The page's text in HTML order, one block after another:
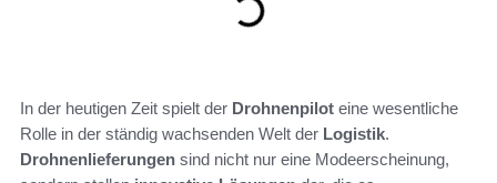
In der heutigen Zeit spielt der Drohnenpilot eine wesentliche
Rolle in der ständig wachsenden Welt der Logistik.
Drohnenlieferungen sind nicht nur eine Modeerscheinung,